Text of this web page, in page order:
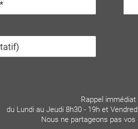
Rappel immédiat
du Lundi au Jeudi 8h30 - 19h et
Nous ne partageons pas vos